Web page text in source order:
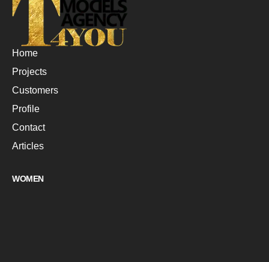
Home
Projects
Customers
Profile
Contact
Articles
WOMEN